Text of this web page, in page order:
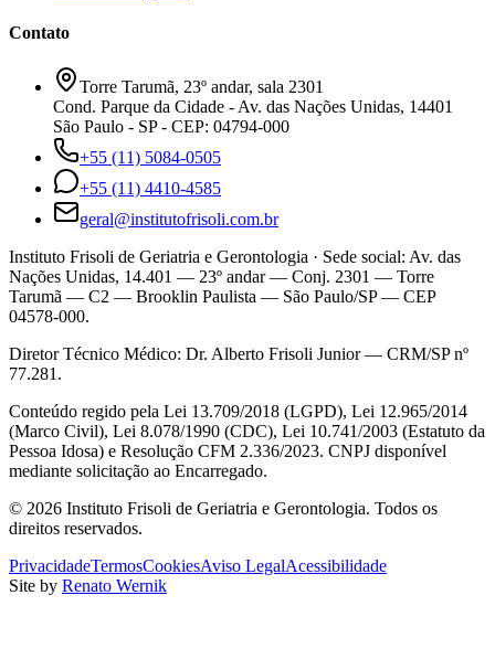
Contato
Torre Tarumã, 23º andar, sala 2301
Cond. Parque da Cidade - Av. das Nações Unidas, 14401
São Paulo - SP - CEP: 04794-000
+55 (11) 5084-0505
+55 (11) 4410-4585
geral@institutofrisoli.com.br
Instituto Frisoli de Geriatria e Gerontologia · Sede social: Av. das
Nações Unidas, 14.401 — 23º andar — Conj. 2301 — Torre
Tarumã — C2 — Brooklin Paulista — São Paulo/SP — CEP
04578-000.
Diretor Técnico Médico: Dr. Alberto Frisoli Junior— CRM/SP nº
77.281 .
Conteúdo regido pela Lei 13.709/2018 (LGPD), Lei 12.965/2014
(Marco Civil), Lei 8.078/1990 (CDC), Lei 10.741/2003 (Estatuto da
Pessoa Idosa) e Resolução CFM 2.336/2023. CNPJ disponível
mediante solicitação ao Encarregado.
© 2026 Instituto Frisoli de Geriatria e Gerontologia. Todos os
direitos reservados.
PrivacidadeTermosCookiesAviso LegalAcessibilidade
Site by Renato Wernik